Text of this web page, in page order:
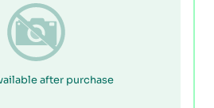
after purchase